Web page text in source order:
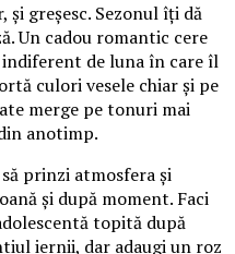
și greșesc. Sezonul îți dă
Un cadou romantic cere
de luna în care îl
culori vesele chiar și pe
merge pe tonuri mai
anotimp.
prinzi atmosfera și
și după moment. Faci
topită după
iernii, dar adaugi un roz